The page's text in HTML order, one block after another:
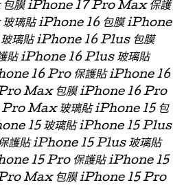
膜 iPhone 17 Pro Max 保護
璃貼 iPhone 16 包膜 iPhone
璃貼 iPhone 16 Plus 包膜
貼 iPhone 16 Plus 玻璃貼
16 Pro 保護貼 iPhone 16
Max 包膜 iPhone 16 Pro
Max 玻璃貼 iPhone 15 包
15 玻璃貼 iPhone 15 Plus
護貼 iPhone 15 Plus 玻璃貼
15 Pro 保護貼 iPhone 15
Max 包膜 iPhone 15 Pro